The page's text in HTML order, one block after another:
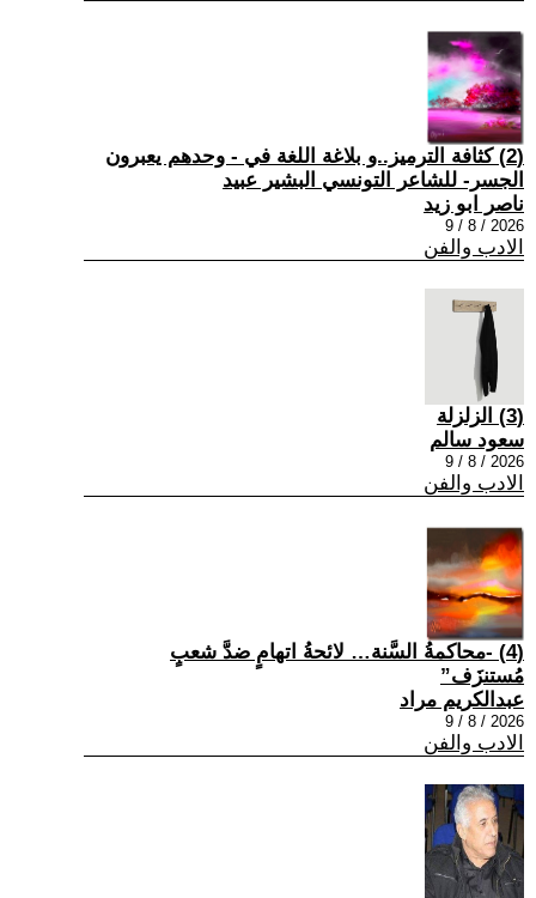
(2) كثافة الترميز..و بلاغة اللغة في - وحدهم يعبرون
الجسر- للشاعر التونسي البشير عبيد
ناصر ابو زيد
2026 / 8 / 9
الادب والفن
(3) الزلزلة
سعود سالم
2026 / 8 / 9
الادب والفن
(4) -محاكمةُ السَّنة… لائحةُ اتهامٍ ضدَّ شعبٍ
مُستنزَف”
عبدالكريم مراد
2026 / 8 / 9
الادب والفن